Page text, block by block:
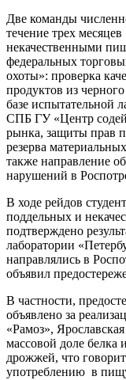
Две команды
течение трех
некачественными
федеральных
охоты»: проверка
продуктов из
базе испытательной
СПБ ГУ «Центр
рынка, защиты прав
резерва
также направление
нарушений в
В ходе рейдов
поддельных и
подтверждено
лаборатории
направлялись в
объявил
В частности,
объявлено за
«Рамоз»,
массовой доле
дрожжей, что
употреблению в